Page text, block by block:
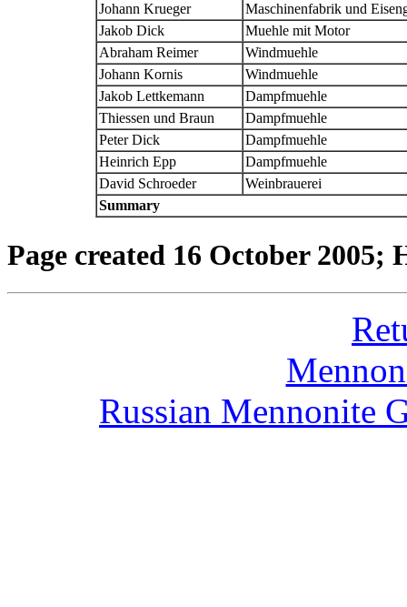
Johann Krueger
Maschinenfabrik und
Jakob Dick
Muehle mit Motor
Abraham Reimer
Windmuehle
Johann Kornis
Windmuehle
Jakob Lettkemann
Dampfmuehle
Thiessen und Braun
Dampfmuehle
Peter Dick
Dampfmuehle
Heinrich Epp
Dampfmuehle
David Schroeder
Weinbrauerei
Summary
Page created 16 October
Russian Mennonite